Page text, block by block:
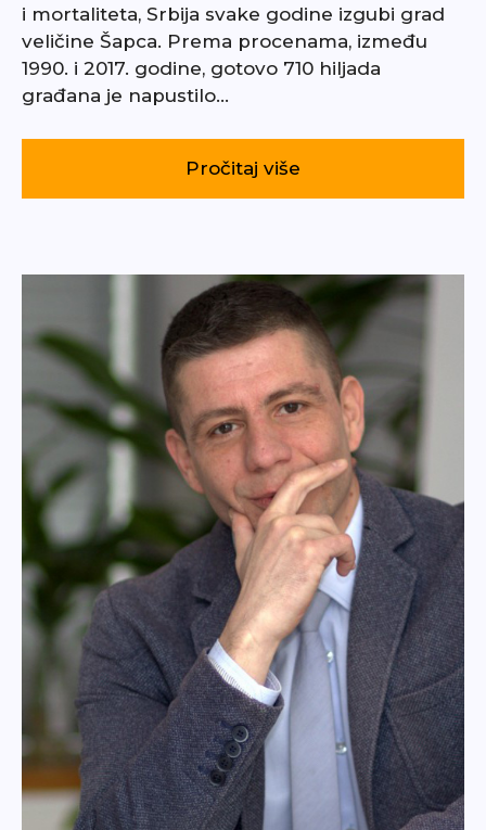
i mortaliteta, Srbija svake godine izgubi grad
veličine Šapca. Prema procenama, između
1990. i 2017. godine, gotovo 710 hiljada
građana je napustilo…
Pročitaj više